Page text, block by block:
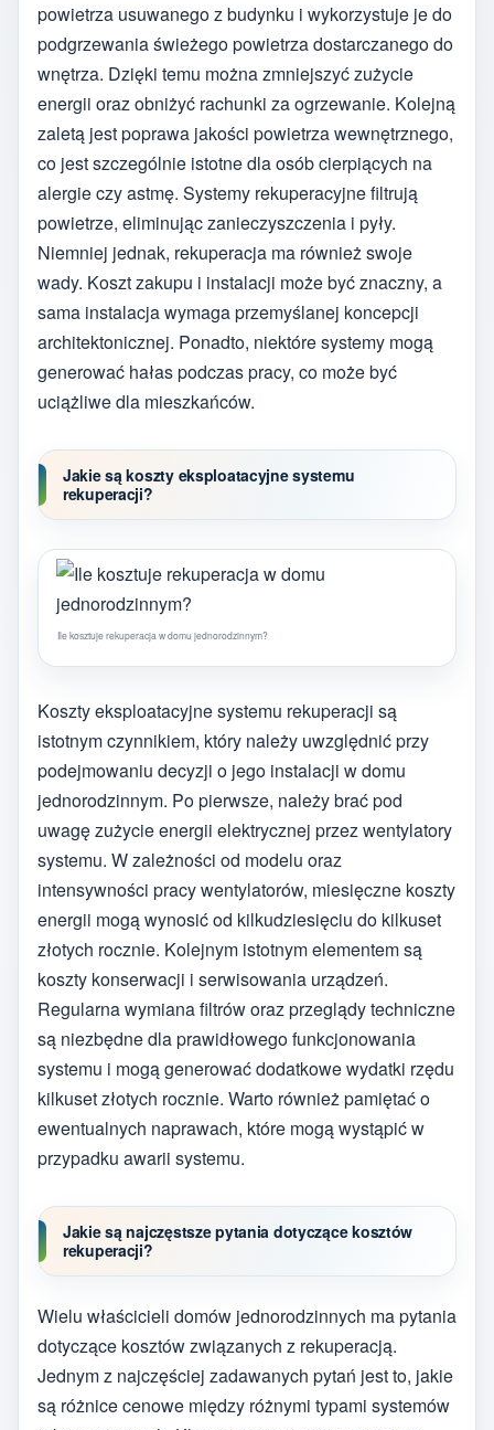
powietrza usuwanego z budynku i wykorzystuje je do
podgrzewania świeżego powietrza dostarczanego do
wnętrza. Dzięki temu można zmniejszyć zużycie
energii oraz obniżyć rachunki za ogrzewanie. Kolejną
zaletą jest poprawa jakości powietrza wewnętrznego,
co jest szczególnie istotne dla osób cierpiących na
alergie czy astmę. Systemy rekuperacyjne filtrują
powietrze, eliminując zanieczyszczenia i pyły.
Niemniej jednak, rekuperacja ma również swoje
wady. Koszt zakupu i instalacji może być znaczny, a
sama instalacja wymaga przemyślanej koncepcji
architektonicznej. Ponadto, niektóre systemy mogą
generować hałas podczas pracy, co może być
uciążliwe dla mieszkańców.
Jakie są koszty eksploatacyjne systemu
rekuperacji?
Ile kosztuje rekuperacja w domu jednorodzinnym?
Koszty eksploatacyjne systemu rekuperacji są
istotnym czynnikiem, który należy uwzględnić przy
podejmowaniu decyzji o jego instalacji w domu
jednorodzinnym. Po pierwsze, należy brać pod
uwagę zużycie energii elektrycznej przez wentylatory
systemu. W zależności od modelu oraz
intensywności pracy wentylatorów, miesięczne koszty
energii mogą wynosić od kilkudziesięciu do kilkuset
złotych rocznie. Kolejnym istotnym elementem są
koszty konserwacji i serwisowania urządzeń.
Regularna wymiana filtrów oraz przeglądy techniczne
są niezbędne dla prawidłowego funkcjonowania
systemu i mogą generować dodatkowe wydatki rzędu
kilkuset złotych rocznie. Warto również pamiętać o
ewentualnych naprawach, które mogą wystąpić w
przypadku awarii systemu.
Jakie są najczęstsze pytania dotyczące kosztów
rekuperacji?
Wielu właścicieli domów jednorodzinnych ma pytania
dotyczące kosztów związanych z rekuperacją.
Jednym z najczęściej zadawanych pytań jest to, jakie
są różnice cenowe między różnymi typami systemów